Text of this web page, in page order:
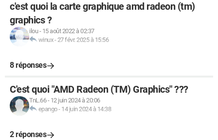
c'est quoi la carte graphique amd radeon (tm)
graphics ?
ilou- 15 août 2022 à 02:37
winux-27 févr. 2025 à 15:56
8 réponses
C'est quoi "AMD Radeon (TM) Graphics" ???
TnL.66- 12 juin 2024 à 20:06
epango- 14 juin 2024 à 14:38
2 réponses